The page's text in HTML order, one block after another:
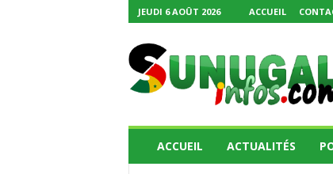
JEUDI 6 AOÛT 2026 ACCUEIL
u
n
u
ACCUEIL ACTUALITÉS